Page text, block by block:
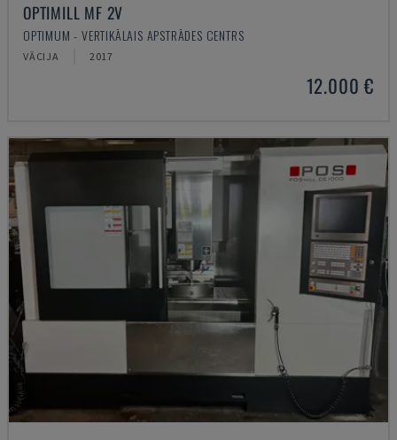
OPTIMILL MF 2V
OPTIMUM - VERTIKĀLAIS APSTRĀDES CENTRS
VĀCIJA 2017
12.000 €